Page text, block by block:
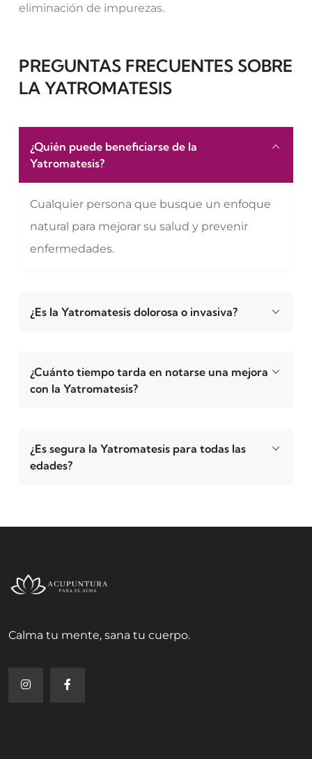
eliminación de impurezas.
PREGUNTAS FRECUENTES SOBRE
LA YATROMATESIS
¿Quién puede beneficiarse de la
Yatromatesis?
Cualquier persona que busque un enfoque
natural para mejorar su salud y prevenir
enfermedades.
¿Es la Yatromatesis dolorosa o invasiva?
¿Cuánto tiempo tarda en notarse una mejora
con la Yatromatesis?
¿Es segura la Yatromatesis para todas las
edades?
Calma tu mente, sana tu cuerpo.